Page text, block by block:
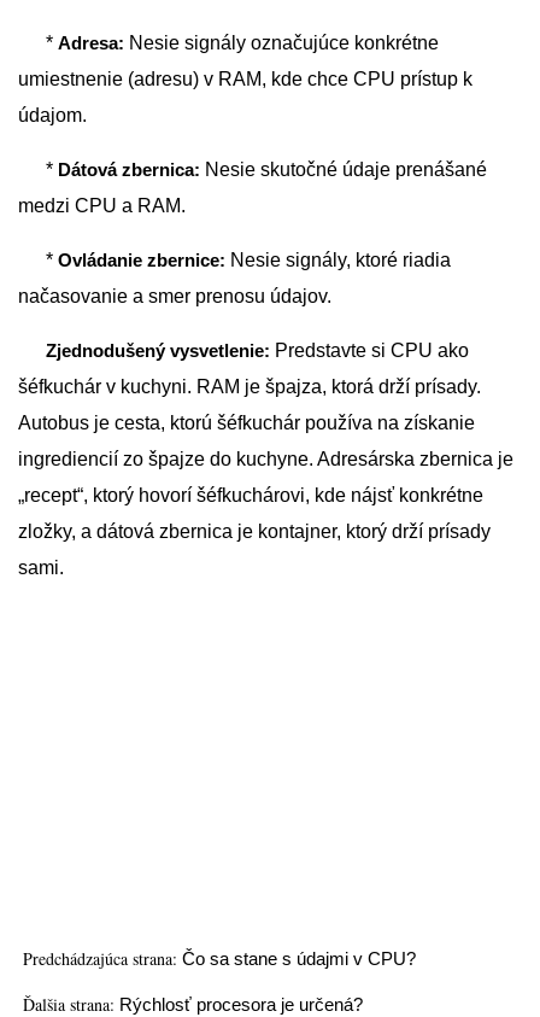
* Adresa: Nesie signály označujúce konkrétne
umiestnenie (adresu) v RAM, kde chce CPU prístup k
údajom.
* Dátová zbernica: Nesie skutočné údaje prenášané
medzi CPU a RAM.
* Ovládanie zbernice: Nesie signály, ktoré riadia
načasovanie a smer prenosu údajov.
Zjednodušený vysvetlenie: Predstavte si CPU ako
šéfkuchár v kuchyni. RAM je špajza, ktorá drží prísady.
Autobus je cesta, ktorú šéfkuchár používa na získanie
ingrediencií zo špajze do kuchyne. Adresárska zbernica je
„recept“, ktorý hovorí šéfkuchárovi, kde nájsť konkrétne
zložky, a dátová zbernica je kontajner, ktorý drží prísady
sami.
Predchádzajúca strana: Čo sa stane s údajmi v CPU?
Ďalšia strana: Rýchlosť procesora je určená?